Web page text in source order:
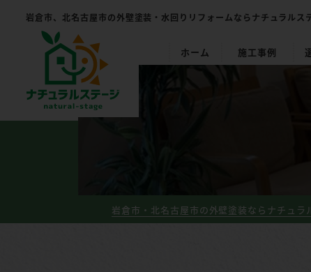
岩倉市、北名古屋市の外壁塗装・ 水回りリフォームならナチュラルス
ホーム 施工事例
岩倉市・北名古屋市の外壁塗装ならナチュラ